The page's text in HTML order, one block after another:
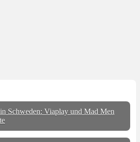
Schweden: Viaplay und Mad Men